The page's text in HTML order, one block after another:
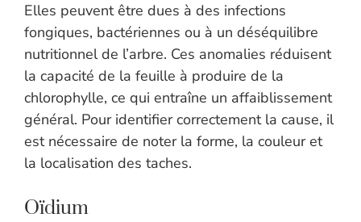
Elles peuvent être dues à des infections
fongiques, bactériennes ou à un déséquilibre
nutritionnel de l’arbre. Ces anomalies réduisent
la capacité de la feuille à produire de la
chlorophylle, ce qui entraîne un affaiblissement
général. Pour identifier correctement la cause, il
est nécessaire de noter la forme, la couleur et
la localisation des taches.
Oïdium